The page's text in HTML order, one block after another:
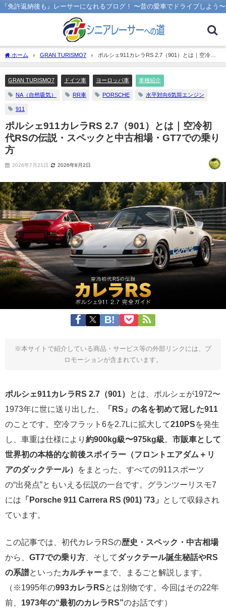
『免許返納後も』レーサーになれるブログ！ 〜昔の愛車でドライブしよう〜
ホーム GRAN TURISMO7
ポルシェ911カレラRS 2.7（901）とは｜空冷初
代RSの伝説・スペックと中古相場・GT7での乗り方
GRAN TURISMO7 ドイツ車 ヨーロッパ車 車種紹介
NA（自然吸気） RR車 PORSCHE 水平対向6気筒エンジン
911
ポルシェ911カレラRS 2.7（901）とは｜空冷初
代RSの伝説・スペックと中古相場・GT7での乗り
方
2026年7月21日 2026年8月2日
※本サイトで紹介している商品・サービス等の外部リンクには、プ
ロモーションが含まれています。
ポルシェ911カレラRS 2.7（901）
とは、ポルシェが1972〜
1973年に世に送り出した、
「RS」の名を初めて冠した911
のことです。空冷フラット6を2.7Lに拡大して210PSを発生
し、車重は仕様により 約900kg級〜975kg級
市販車として
世界初の本格的な前後スポイラー（フロントエアダム＋リ
アのダックテール）
をまとった、すべての911スポーツ
の“出発点”ともいえる伝説の一台です。グランツーリスモ7
には 「Porsche 911 Carrera RS (901) ’73」
として収録され
ています。
この記事では、初代カレラRSの歴史・スペック・中古相場
から、 GT7での乗り方 、そしてダックテール誕生秘話やRS
の系譜といった カルチャーまで、まるごと解説します。
（※1995年の993カレラRS とは別物です。今回はその22年
前、 1973年の“最初のカレラRS”のお話です）